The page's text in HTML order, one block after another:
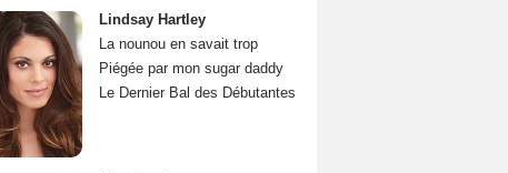
Lindsay Hartley
La nounou en savait trop
Piégée par mon sugar daddy
Le Dernier Bal des Débutantes